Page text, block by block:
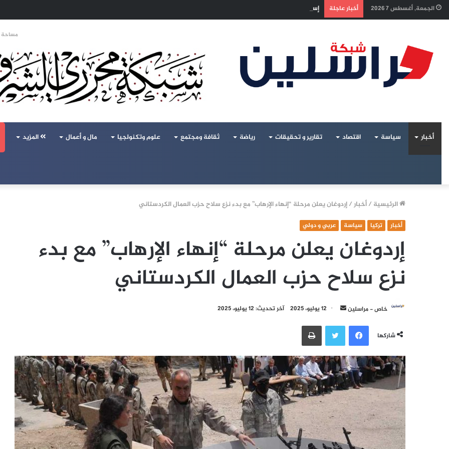
الجمعة, أغسطس 7 2026 أخبار عاجلة إسرائيل تراقب «اتفاق مكة» بقلق.. تحالف تركيا والسعودية وباكستان يفتح أسئلة جديدة حول ميزان القوى الإقليمي
مساحة
أخبار سياسة اقتصاد تقارير و تحقيقات رياضة ثقافة ومجتمع علوم وتكنولجيا مال و أعمال المزيد
الرئيسية /أخبار/إردوغان يعلن مرحلة “إنهاء الإرهاب” مع بدء نزع سلاح حزب العمال الكردستاني
أخبار تركيا سياسة عربي و دولي
إردوغان يعلن مرحلة “إنهاء الإرهاب” مع بدء
نزع سلاح حزب العمال الكردستاني
خاص - مراسلين
أرسل
إلكترونيا
12 يوليو، 2025 آخر تحديث: 12 يوليو، 2025
شاركها
فيسبوكتويتر طباعة